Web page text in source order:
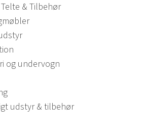
& Tilbehør
og undervogn
udstyr & tilbehør